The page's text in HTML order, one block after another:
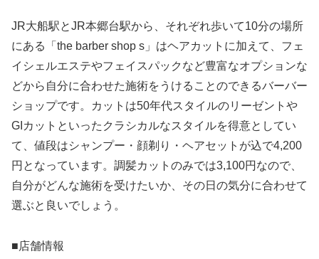
JR大船駅とJR本郷台駅から、それぞれ歩いて10分の場所
にある「the barber shop s」はヘアカットに加えて、フェ
イシェルエステやフェイスパックなど豊富なオプションな
どから自分に合わせた施術をうけることのできるバーバー
ショップです。カットは50年代スタイルのリーゼントや
GIカットといったクラシカルなスタイルを得意としてい
て、値段はシャンプー・顔剃り・ヘアセットが込で4,200
円となっています。調髪カットのみでは3,100円なので、
自分がどんな施術を受けたいか、その日の気分に合わせて
選ぶと良いでしょう。
■店舗情報